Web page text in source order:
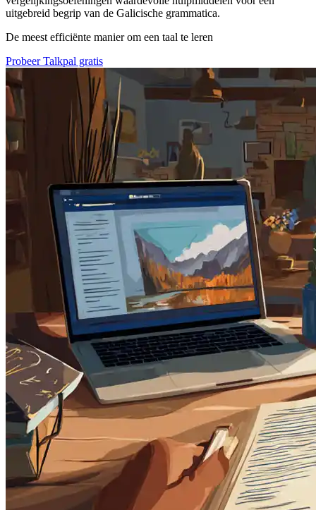
uitgebreid begrip van de Galicische grammatica.
De meest efficiënte manier om een taal te leren
Probeer Talkpal gratis